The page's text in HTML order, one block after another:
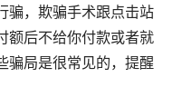
骗，欺骗手术跟点击站
额后不给你付款或者就
骗局是很常见的，提醒